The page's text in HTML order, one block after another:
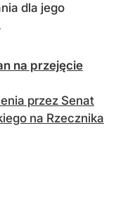
dla jego
na przejęcie
przez Senat
na Rzecznika